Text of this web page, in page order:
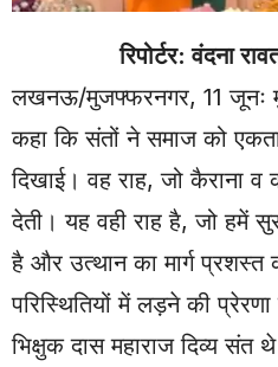
रिपोर्टर: वंदना
लखनऊ/मुजफ्फरनगर, 11 जूनः
कहा कि संतों ने समाज को
दिखाई। वह राह, जो कैराना व
देती। यह वही राह है, जो हमें
है और उत्थान का मार्ग प्रशस्त
परिस्थितियों में लड़ने की प्रेरणा
भिक्षुक दास महाराज दिव्य संत